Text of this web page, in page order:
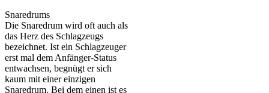
Snaredrums
Die Snaredrum wird oft auch als
das Herz des Schlagzeugs
bezeichnet. Ist ein Schlagzeuger
erst mal dem Anfänger-Status
entwachsen, begnügt er sich
kaum mit einer einzigen
Snaredrum. Bei dem einen ist es